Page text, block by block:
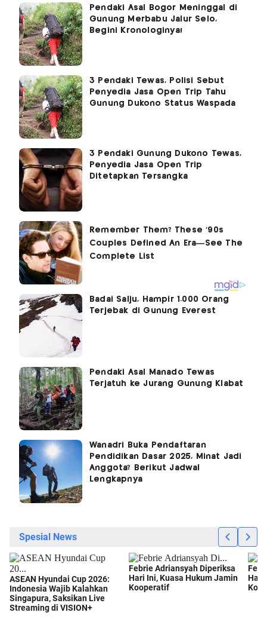
Pendaki Asal Bogor Meninggal di
Gunung Merbabu Jalur Selo,
Begini Kronologinya!
3 Pendaki Tewas, Polisi Sebut
Penyedia Jasa Open Trip Tahu
Gunung Dukono Status Waspada
3 Pendaki Gunung Dukono Tewas,
Penyedia Jasa Open Trip
Ditetapkan Tersangka
Badai Salju, Hampir 1.000 Orang
Terjebak di Gunung Everest
Pendaki Asal Manado Tewas
Terjatuh ke Jurang Gunung Klabat
Wanadri Buka Pendaftaran
Pendidikan Dasar 2025, Minat Jadi
Anggota? Berikut Jadwal
Lengkapnya